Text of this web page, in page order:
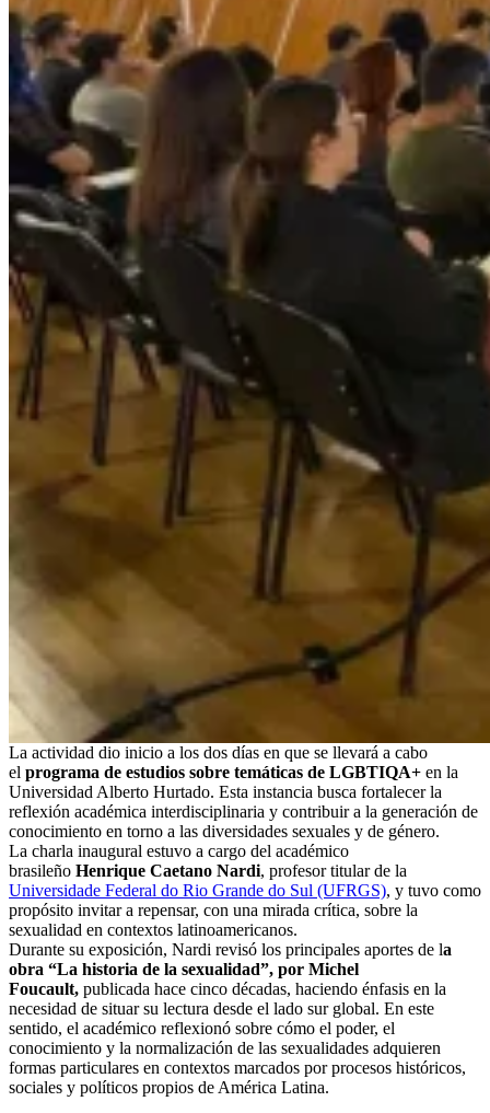
La actividad dio inicio a los dos días en que se llevará a cabo
el programa de estudios sobre temáticas de LGBTIQA+ en la
Universidad Alberto Hurtado. Esta instancia busca fortalecer la
reflexión académica interdisciplinaria y contribuir a la generación de
conocimiento en torno a las diversidades sexuales y de género.
La charla inaugural estuvo a cargo del académico
brasileño Henrique Caetano Nardi, profesor titular de la
Universidade Federal do Rio Grande do Sul (UFRGS), y tuvo como
propósito invitar a repensar, con una mirada crítica, sobre la
sexualidad en contextos latinoamericanos.
Durante su exposición, Nardi revisó los principales aportes de la
obra “La historia de la sexualidad”, por Michel
Foucault, publicada hace cinco décadas, haciendo énfasis en la
necesidad de situar su lectura desde el lado sur global. En este
sentido, el académico reflexionó sobre cómo el poder, el
conocimiento y la normalización de las sexualidades adquieren
formas particulares en contextos marcados por procesos históricos,
sociales y políticos propios de América Latina.